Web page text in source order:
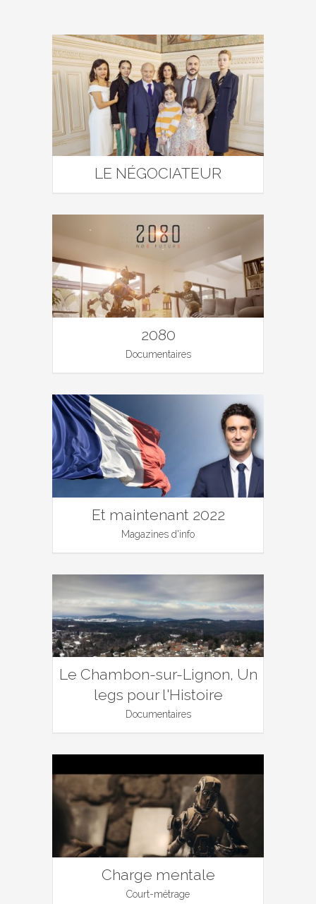
LE NÉGOCIATEUR
2080
Documentaires
Et maintenant 2022
Magazines d'info
Le Chambon-sur-Lignon, Un
legs pour l'Histoire
Documentaires
Charge mentale
Court-métrage